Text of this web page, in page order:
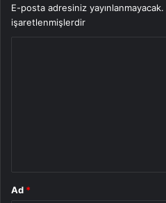
E-posta adresiniz yayınlanmayacak.
işaretlenmişlerdir
Ad *